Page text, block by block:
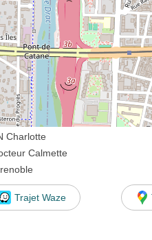
Charlotte
Calmette
Trajet Waze